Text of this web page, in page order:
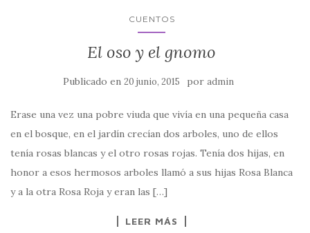
CUENTOS
El oso y el gnomo
Publicado en 20 junio, 2015 por admin
Erase una vez una pobre viuda que vivía en una pequeña casa
en el bosque, en el jardín crecían dos arboles, uno de ellos
tenía rosas blancas y el otro rosas rojas. Tenía dos hijas, en
honor a esos hermosos arboles llamó a sus hijas Rosa Blanca
y a la otra Rosa Roja y eran las […]
LEER MÁS